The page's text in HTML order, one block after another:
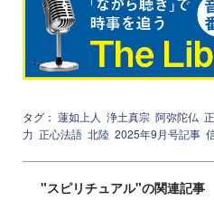
タグ： 蓮如上人 浄土真宗 阿弥陀仏
力 正心法語 北陸 2025年9月号記事
"スピリチュアル"の関連記事